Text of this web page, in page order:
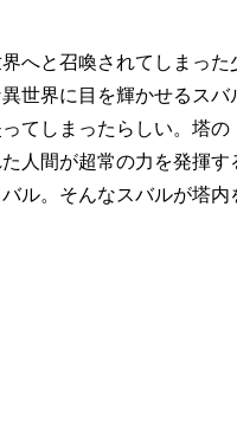
へと召喚されてしまった
世界に目を輝かせるスバ
てしまったらしい。塔の
人間が超常の力を発揮す
ル。そんなスバルが塔内
TVアニメ『戦隊大失格』
radio 大直会 2nd season